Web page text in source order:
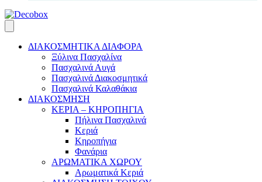
ΔΙΑΚΟΣΜΗΤΙΚΑ ΔΙΑΦΟΡΑ
Ξύλινα Πασχαλίνα
Πασχαλινά Αυγά
Πασχαλινά Διακοσμητικά
Πασχαλινά Καλαθάκια
ΔΙΑΚΟΣΜΗΣΗ
ΚΕΡΙΑ – ΚΗΡΟΠΗΓΙΑ
Πήλινα Πασχαλινά
Κεριά
Κηροπήγια
Φανάρια
ΑΡΩΜΑΤΙΚΑ ΧΩΡΟΥ
Αρωματικά Κεριά